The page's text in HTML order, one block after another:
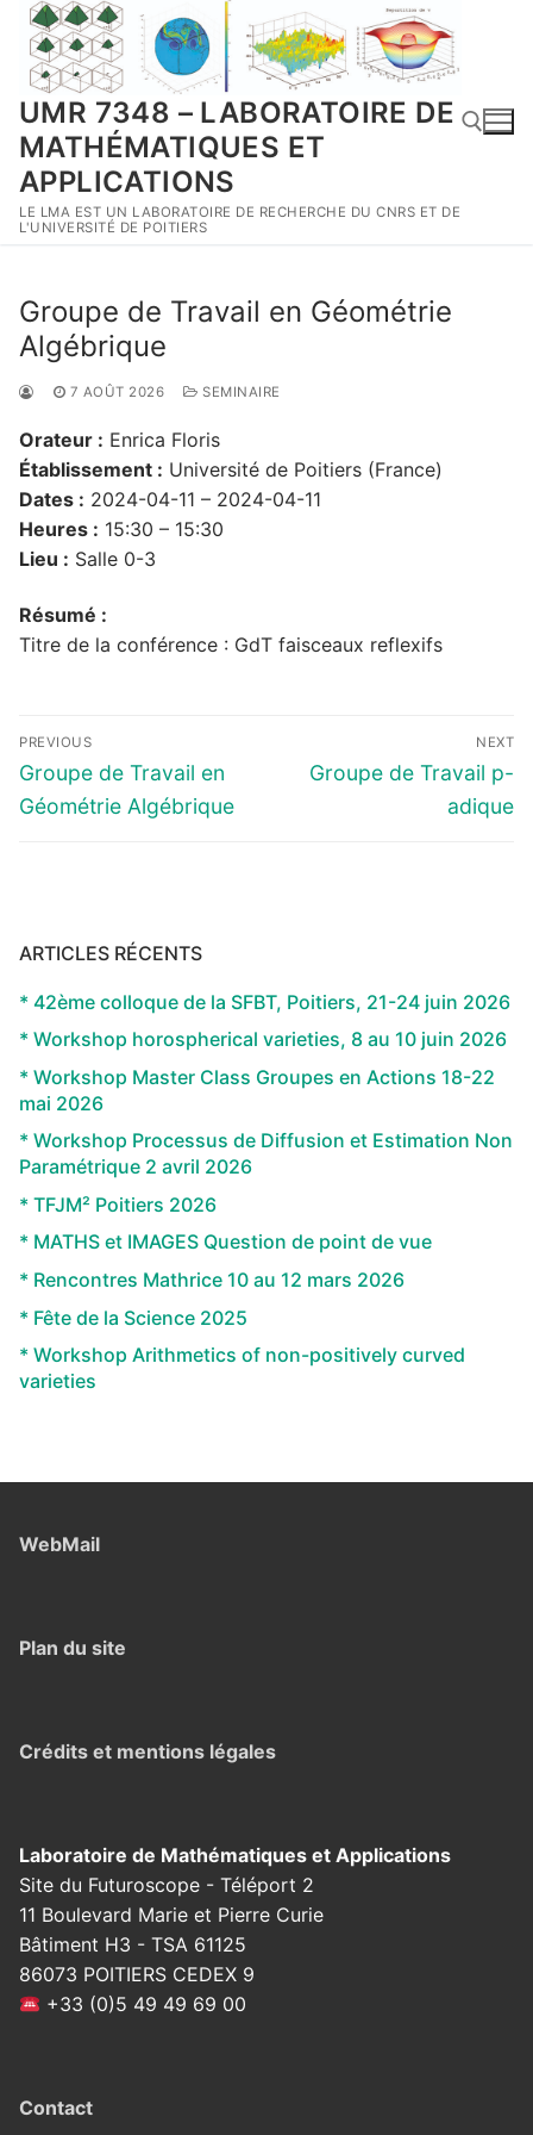
Aller
contenu
UMR 7348 – LABORATOIRE DE
MATHÉMATIQUES ET
APPLICATIONS
LE LMA EST UN LABORATOIRE DE RECHERCHE DU CNRS ET DE
L'UNIVERSITÉ DE POITIERS
Rechercher :
Groupe de Travail en Géométrie
Algébrique
7 AOÛT 2026 SEMINAIRE
Orateur : Enrica Floris
Établissement : Université de Poitiers (France)
Dates : 2024-04-11 – 2024-04-11
Heures : 15:30 – 15:30
Lieu : Salle 0-3
Résumé :
Titre de la conférence : GdT faisceaux reflexifs
Navigation
de
l’article
PREVIOUS
Previous
post:
Groupe de Travail en
Géométrie Algébrique
NEXT
Next
Groupe de Travail p-
adique
ARTICLES RÉCENTS
* 42ème colloque de la SFBT, Poitiers, 21-24 juin 2026
* Workshop horospherical varieties, 8 au 10 juin 2026
* Workshop Master Class Groupes en Actions 18-22
mai 2026
* Workshop Processus de Diffusion et Estimation Non
Paramétrique 2 avril 2026
* TFJM² Poitiers 2026
* MATHS et IMAGES Question de point de vue
* Rencontres Mathrice 10 au 12 mars 2026
* Fête de la Science 2025
* Workshop Arithmetics of non-positively curved
varieties
WebMail
Plan du site
Crédits et mentions légales
Laboratoire de Mathématiques et Applications
Site du Futuroscope - Téléport 2
11 Boulevard Marie et Pierre Curie
Bâtiment H3 - TSA 61125
86073 POITIERS CEDEX 9
+33 (0)5 49 49 69 00
Contact